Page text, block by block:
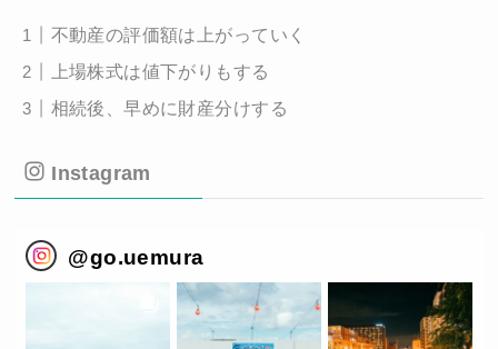
不動産の評価額は上がっていく
上場株式は値下がりもする
相続後、早めに財産分けする
Instagram
@go.uemura